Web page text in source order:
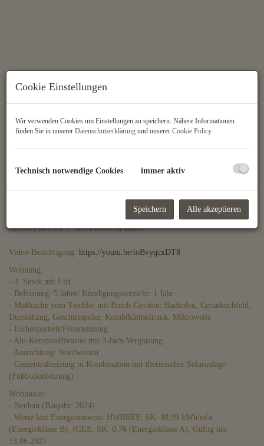
Vermietet wird diese großzügige 2-Zimmer-Balkonwohnung im 6.
befindet sich im 3. Stock eines Neubaus!
Video-Besichtigung: https://youtu.be/ioBvyqcxDT8
Wohnung:
- 3. Stock mit Lift
- Befristung: 5 Jahre/ Kündigungsverzicht: 1 Jahr
- Maßküche vom Tischler mit Bosch-Geräten: Backofen, Cerankochfeld,
Dunstabzug, Geschirrspüler, Kombikühlschrank, Mikrowelle
- Eichenparkett/Feinsteinzeug
- Alu-Kunststofffenster mit 3-fach-Verglasung
- Ausrichtung: Nordwesten
- Gaszentralheizung in Kombination mit thermischer Solaranlage
(Fußbodenheizung)
Wohnhaus:
- Neubau (Baujahr: 2024)
- Werte laut Energieausweis: HWBREF, SK: 30,09 kWh/m²a
(Energieklasse B), fGEE, SK: 0,76 (Energieklasse A). Gültig bis:
13.06.2027
Cookie Einstellungen
Wir verwenden Cookies um Einstellungen zu speichern. Nähere Informationen
finden Sie in unserer Datenschutzerklärung und unserer Cookie Policy.
Technisch notwendige Cookies immer aktiv
Speichern Alle akzeptieren